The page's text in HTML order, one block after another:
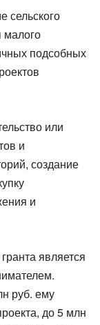
сельского
малого
подсобных
или
и
создание
и
является
руб. ему
до 5 млн